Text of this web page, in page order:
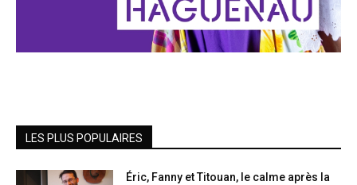
LES PLUS POPULAIRES
Éric, Fanny et Titouan, le calme après la